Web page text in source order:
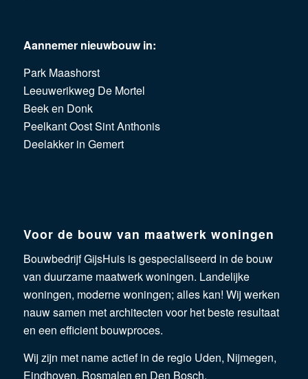
Aannemer nieuwbouw in:
Park Maashorst
Leeuwerikweg De Mortel
Beek en Donk
Peelkant Oost Sint Anthonis
Deelakker in Gemert
Voor de bouw van maatwerk woningen
Bouwbedrijf GijsHuis is gespecialiseerd in de bouw
van duurzame maatwerk woningen. Landelijke
woningen, moderne woningen; alles kan! Wij werken
nauw samen met architecten voor het beste resultaat
en een efficient bouwproces.
Wij zijn met name actief in de regio Uden, Nijmegen,
Eindhoven, Rosmalen en Den Bosch.